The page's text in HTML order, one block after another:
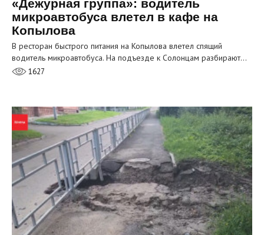
«Дежурная группа»: водитель
микроавтобуса влетел в кафе на
Копылова
В ресторан быстрого питания на Копылова влетел спящий
водитель микроавтобуса. На подъезде к Солонцам разбирают…
1627